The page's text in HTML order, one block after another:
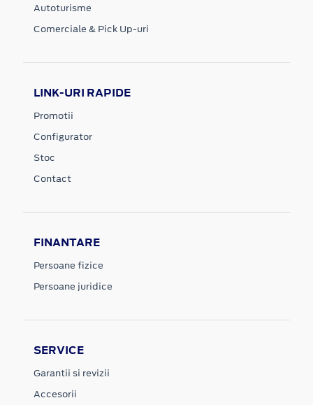
Autoturisme
Comerciale & Pick Up-uri
LINK-URI RAPIDE
Promotii
Configurator
Stoc
Contact
FINANTARE
Persoane fizice
Persoane juridice
SERVICE
Garantii si revizii
Accesorii